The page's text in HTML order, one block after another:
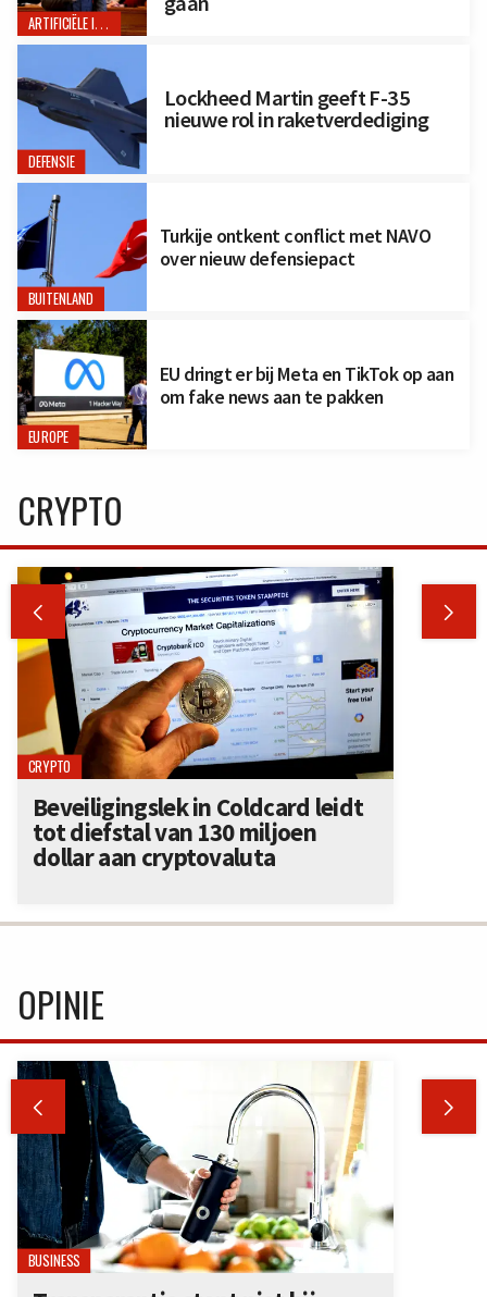
ARTIFICIËLE INTELLIGENTIE
DEFENSIE
Lockheed Martin geeft F-35
nieuwe rol in raketverdediging
BUITENLAND
Turkije ontkent conflict met NAVO
over nieuw defensiepact
EUROPE
EU dringt er bij Meta en TikTok op aan
om fake news aan te pakken
CRYPTO
 
CRYPTO
Beveiligingslek in Coldcard leidt
tot diefstal van 130 miljoen
dollar aan cryptovaluta
OPINIE
 
BUSINESS